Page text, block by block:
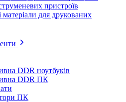
пристроїв
матеріали для друкованих
DDR ноутбуків
DDR ПК
ПК